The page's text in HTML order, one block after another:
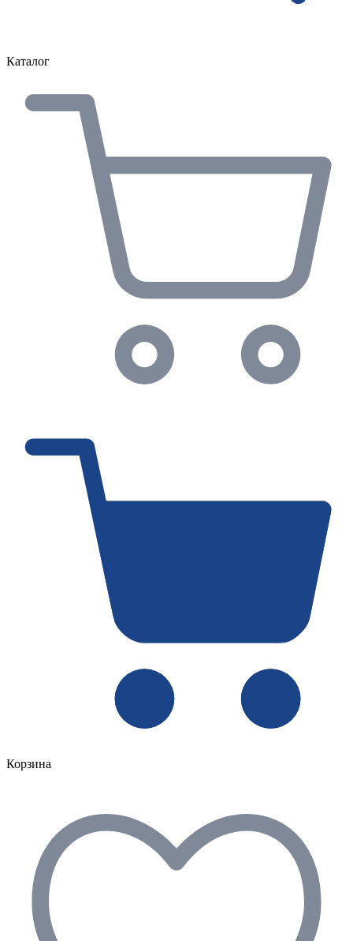
Каталог
Корзина